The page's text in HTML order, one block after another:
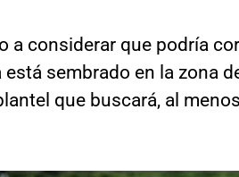
a considerar que podría
está sembrado en la zona
que buscará, al